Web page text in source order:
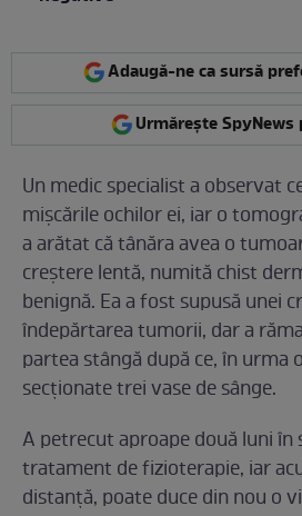
Adaugă-ne ca sursă
Urmărește SpyNews
Un medic specialist a observat
mișcările ochilor ei, iar o
a arătat că tânăra avea o
creștere lentă, numită chist
benignă. Ea a fost supusă unei
îndepărtarea tumorii, dar a
partea stângă după ce, în urma
secționate trei vase de sânge.
A petrecut aproape două luni în
tratament de fizioterapie, iar
distanță, poate duce din nou o